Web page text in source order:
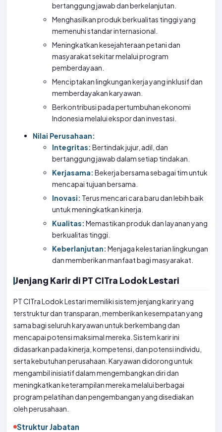
bertanggung jawab dan berkelanjutan.
Menghasilkan produk berkualitas tinggi yang
memenuhi standar internasional.
Meningkatkan kesejahteraan petani dan
masyarakat sekitar melalui program
pemberdayaan.
Menciptakan lingkungan kerja yang inklusif dan
memberdayakan karyawan.
Berkontribusi pada pertumbuhan ekonomi
Indonesia melalui ekspor dan investasi.
Nilai Perusahaan:
Integritas: Bertindak jujur, adil, dan
bertanggung jawab dalam setiap tindakan.
Kerjasama: Bekerja bersama sebagai tim untuk
mencapai tujuan bersama.
Inovasi: Terus mencari cara baru dan lebih baik
untuk meningkatkan kinerja.
Kualitas: Memastikan produk dan layanan yang
berkualitas tinggi.
Keberlanjutan: Menjaga kelestarian lingkungan
dan memberikan manfaat bagi masyarakat.
Jenjang Karir di PT CITra Lodok Lestari
PT CITra Lodok Lestari memiliki sistem jenjang karir yang
terstruktur dan transparan, memberikan kesempatan yang
sama bagi seluruh karyawan untuk berkembang dan
mencapai potensi maksimal mereka. Sistem karir ini
didasarkan pada kinerja, kompetensi, dan potensi individu,
serta kebutuhan perusahaan. Karyawan didorong untuk
mengambil inisiatif dalam mengembangkan diri dan
meningkatkan keterampilan mereka melalui berbagai
program pelatihan dan pengembangan yang disediakan
oleh perusahaan.
Struktur Jabatan